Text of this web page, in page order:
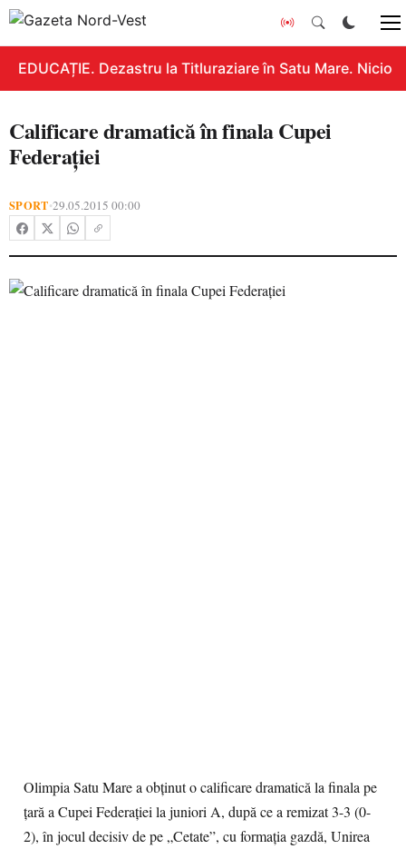
EDUCAȚIE. Dezastru la Titluraziare în Satu Mare. Nicio
Calificare dramatică în finala Cupei
Federaţiei
SPORT•29.05.2015 00:00
Olimpia Satu Mare a obţinut o calificare dramatică la finala pe
țară a Cupei Federației la juniori A, după ce a remizat 3-3 (0-
2), în jocul decisiv de pe „Cetate”, cu formaţia gazdă, Unirea